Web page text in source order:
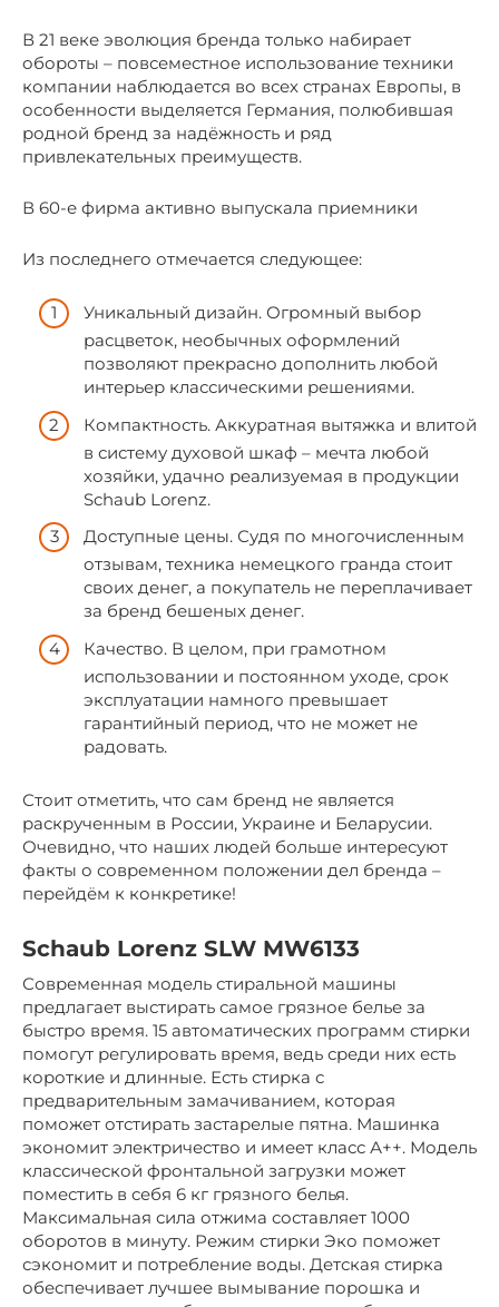
В 21 веке эволюция бренда только набирает
обороты – повсеместное использование техники
компании наблюдается во всех странах Европы, в
особенности выделяется Германия, полюбившая
родной бренд за надёжность и ряд
привлекательных преимуществ.
В 60-е фирма активно выпускала приемники
Из последнего отмечается следующее:
Уникальный дизайн. Огромный выбор
расцветок, необычных оформлений
позволяют прекрасно дополнить любой
интерьер классическими решениями.
Компактность. Аккуратная вытяжка и влитой
в систему духовой шкаф – мечта любой
хозяйки, удачно реализуемая в продукции
Schaub Lorenz.
Доступные цены. Судя по многочисленным
отзывам, техника немецкого гранда стоит
своих денег, а покупатель не переплачивает
за бренд бешеных денег.
Качество. В целом, при грамотном
использовании и постоянном уходе, срок
эксплуатации намного превышает
гарантийный период, что не может не
радовать.
Стоит отметить, что сам бренд не является
раскрученным в России, Украине и Беларусии.
Очевидно, что наших людей больше интересуют
факты о современном положении дел бренда –
перейдём к конкретике!
Schaub Lorenz SLW MW6133
Современная модель стиральной машины
предлагает выстирать самое грязное белье за
быстро время. 15 автоматических программ стирки
помогут регулировать время, ведь среди них есть
короткие и длинные. Есть стирка с
предварительным замачиванием, которая
поможет отстирать застарелые пятна. Машинка
экономит электричество и имеет класс А++. Модель
классической фронтальной загрузки может
поместить в себя 6 кг грязного белья.
Максимальная сила отжима составляет 1000
оборотов в минуту. Режим стирки Эко поможет
сэкономит и потребление воды. Детская стирка
обеспечивает лучшее вымывание порошка и